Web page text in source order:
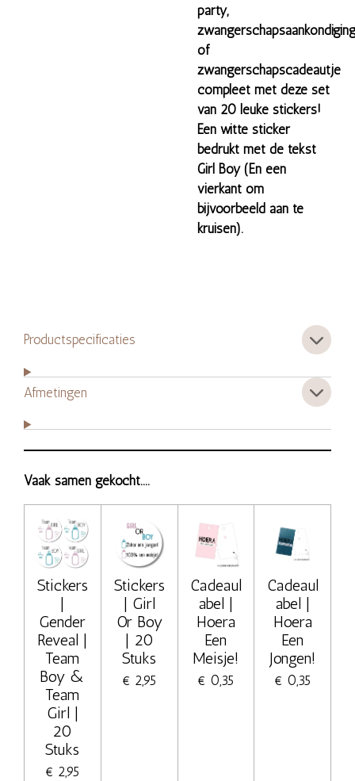
party,
of
zwangerschapscadeautje
compleet met deze set
van 20 leuke stickers!
Een witte sticker
bedrukt met de tekst
Girl Boy (En een
vierkant om
bijvoorbeeld aan te
kruisen).
Productspecificaties
Afmetingen
Vaak samen gekocht....
Stickers
|
Gender
Reveal |
Team
Boy &
Team
Girl |
20
Stuks
€ 2,95
Stickers
| Girl
Or Boy
| 20
Stuks
€ 2,95
Cadeaul
abel |
Hoera
Een
Meisje!
€ 0,35
Cadeaul
abel |
Hoera
Een
Jongen!
€ 0,35